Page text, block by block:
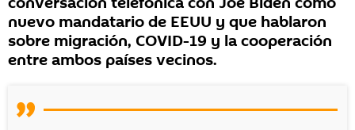
nuevo mandatario de EEUU y que hablaron
sobre migración, COVID-19 y la cooperación
entre ambos países vecinos.